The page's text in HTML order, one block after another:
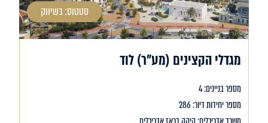
סטטוס: בשיווק
מגדלי הקצינים (מע"ר) לוד
מספר בניינים: 4
מספר יחידות דיור: 286